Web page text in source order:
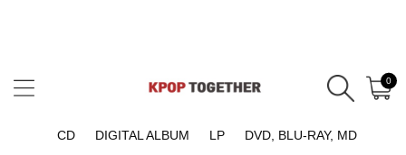
0
CD DIGITAL ALBUM LP DVD, BLU-RAY, MD